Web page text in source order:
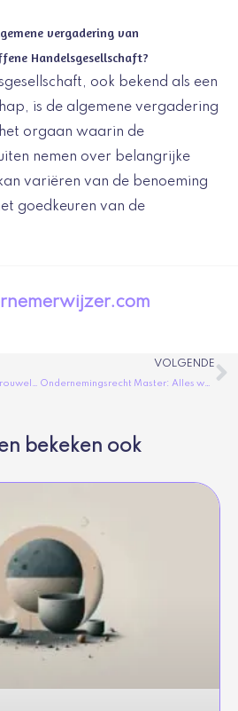
vergadering van
Handelsgesellschaft?
ook bekend als een
is de algemene vergadering
orgaan waarin de
nemen over belangrijke
variëren van de benoeming
goedkeuren van de
Is onderneming mannelijk of vrouwelijk? Alles wat je moet weten over het geslacht van het woord onderneming in de Nederlandse taal.
VOLGENDE
Ondernemingsrecht Master: Alles wat je moet weten
bekeken ook